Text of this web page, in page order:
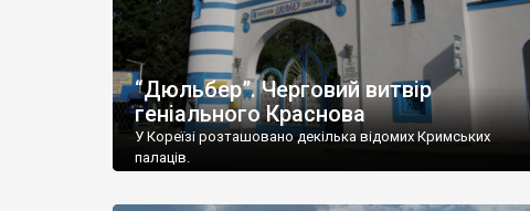
“Дюльбер”. Черговий витвір
геніального Краснова
У Кореїзі розташовано декілька відомих Кримських
палаців.